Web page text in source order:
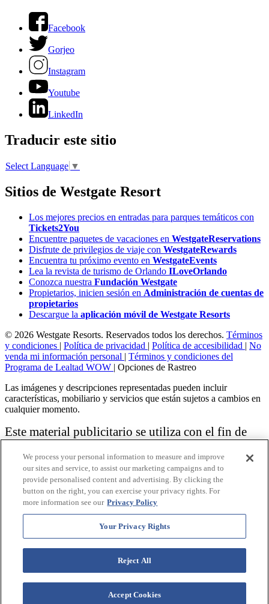
Facebook
Gorjeo
Instagram
Youtube
LinkedIn
Traducir este sitio
Select Language ▼
Sitios de Westgate Resort
Los mejores precios en entradas para parques temáticos con
Tickets2You
Encuentre paquetes de vacaciones en WestgateReservations
Disfrute de privilegios de viaje con WestgateRewards
Encuentra tu próximo evento en WestgateEvents
Lea la revista de turismo de Orlando ILoveOrlando
Conozca nuestra Fundación Westgate
Propietarios, inicien sesión en Administración de cuentas de
propietarios
Descargue la aplicación móvil de Westgate Resorts
© 2026 Westgate Resorts. Reservados todos los derechos. Términos
y condiciones | Política de privacidad | Política de accesibilidad | No
venda mi información personal | Términos y condiciones del
Programa de Lealtad WOW | Opciones de Rastreo
Las imágenes y descripciones representadas pueden incluir
características, mobiliario y servicios que están sujetos a cambios en
cualquier momento.
Este material publicitario se utiliza con el fin de
vacacional.
Aviso: las funciones de accesibilidad enumeradas aquí no pretenden
ser una lista exhaustiva o completa de todas las funciones accesibles
de la instalación,
habitaciones y / o comodidades para este Resort específico. Para
obtener información sobre nuestra política de accesibilidad, revise
nuestraPolítica de accesibilidad.
We process your personal information to measure and improve
our sites and service, to assist our marketing campaigns and to
provide personalised content and advertising. By clicking the
button on the right, you can exercise your privacy rights. For
more information see our Privacy Policy
Your Privacy Rights
Reject All
Accept Cookies